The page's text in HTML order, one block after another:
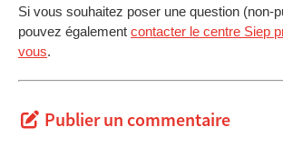
Si vous souhaitez poser une question (non-
pouvez également contacter le centre Siep
vous.
Publier un commentaire